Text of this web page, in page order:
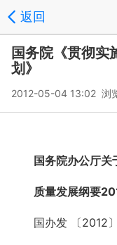
返回
国务院《贯彻
划》
2012-05-04 13:02 浏
国务院办公厅
质量发展纲要
国办发 〔2012